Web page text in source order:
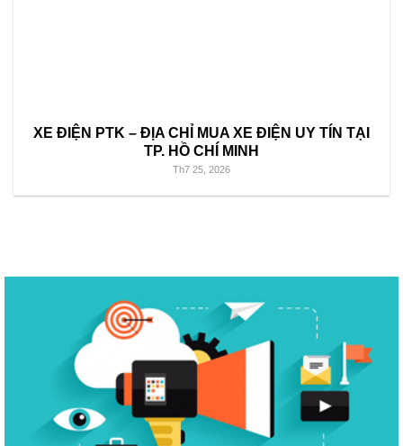
XE ĐIỆN PTK – ĐỊA CHỈ MUA XE ĐIỆN UY TÍN TẠI
TP. HỒ CHÍ MINH
Th7 25, 2026